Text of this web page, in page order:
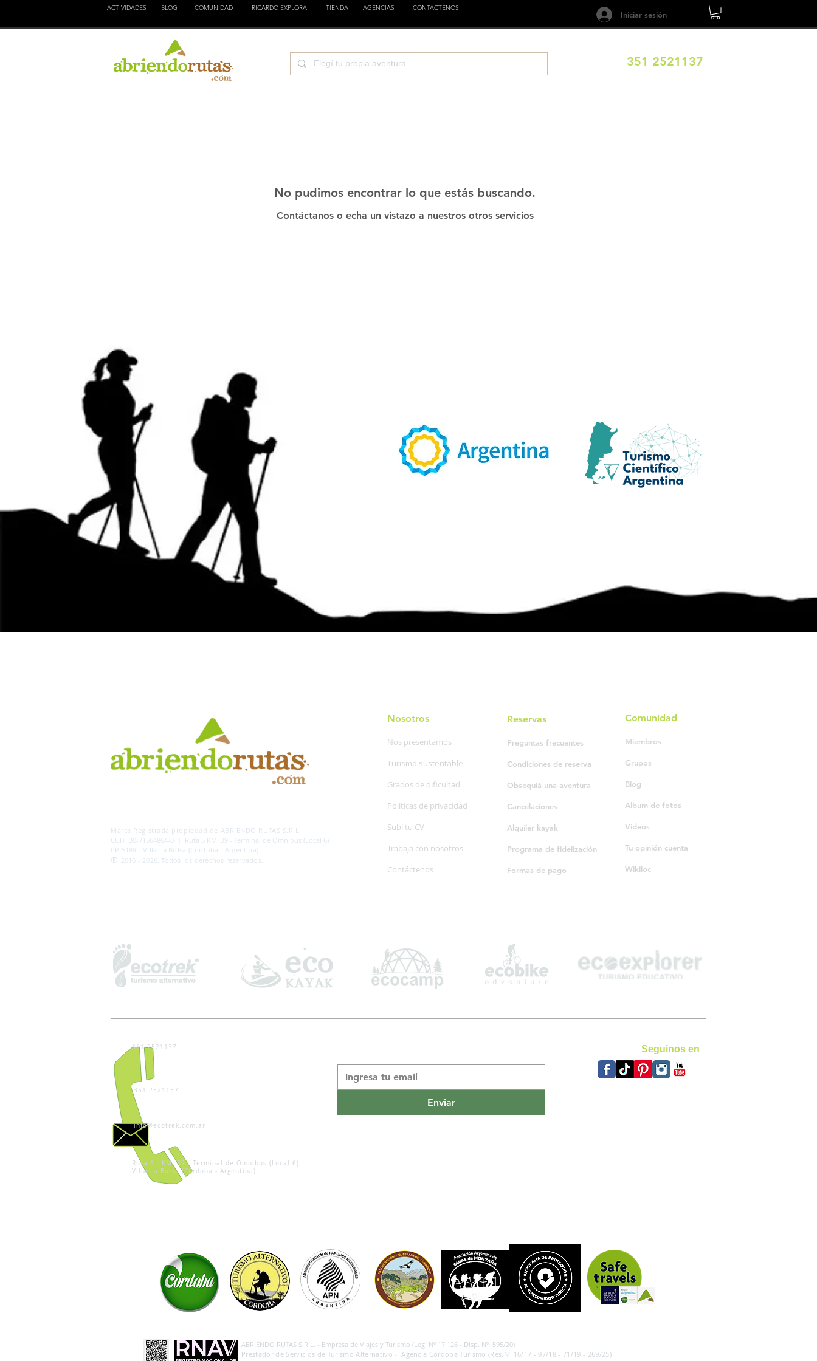
ACTIVIDADES BLOG COMUNIDAD RICARDO EXPLORA TIENDA AGENCIAS CONTACTENOS
Iniciar sesión
351 2521137
No pudimos encontrar lo que estás buscando.
Contáctanos o echa un vistazo a nuestros otros servicios
Marca Registrada propiedad de ABRIENDO RUTAS S.R.L.
CUIT: 30-71564864-0 | Ruta 5 KM. 39 - Terminal de Omnibus (Local 6)
CP 5189 - Villa La Bolsa (Córdoba - Argentina)
® 2016 - 2026. Todos los derechos reservados.
Nosotros
Nos presentamos
Turismo sustentable
Grados de dificultad
Políticas de privacidad
Subí tu CV
Trabaja con nosotros
Contáctenos
Reservas
Preguntas frecuentes
Condiciones de reserva
Obsequiá una aventura
Cancelaciones
Alquiler kayak
Programa de fidelización
Formas de pago
Comunidad
Miembros
Grupos
Blog
Album de fotos
Videos
Tu opinión cuenta
Wikiloc
Seguinos en
351 2521137
351 2521137
info@ecotrek.com.ar
Ruta 5 - KM. 39 - Terminal de Omnibus (Local 6)
Villa La Bolsa (Córdoba - Argentina)
Enviar
ABRIENDO RUTAS S.R.L. - Empresa de Viajes y Turismo (Leg. Nº 17.126 - Disp. Nº 595/20)
Prestador de Servicios de Turismo Alternativo - Agencia Córdoba Turismo (Res.Nº 16/17 - 97/18 - 71/19 - 269/25)